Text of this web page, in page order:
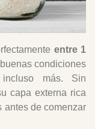
entre 1
condiciones
más. Sin
capa externa rica
antes de comenzar